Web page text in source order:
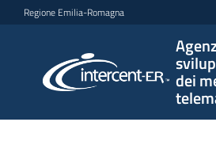
Vai al contenuto
Vai alla navigazione
Vai al footer
Regione Emilia-Romagna
dei
per lo
sviluppo